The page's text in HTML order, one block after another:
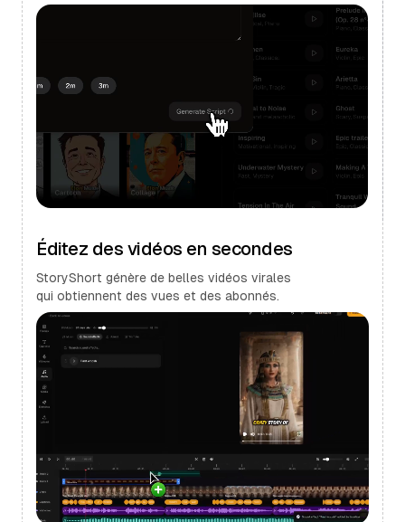
Éditez des vidéos en secondes
StoryShort génère de belles vidéos virales
qui obtiennent des vues et des abonnés.